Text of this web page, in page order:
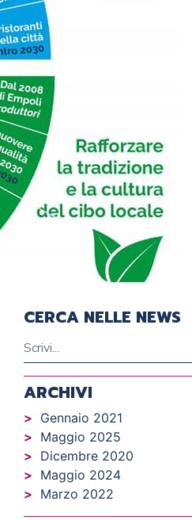
CERCA NELLE NEWS
ARCHIVI
Gennaio 2021
Maggio 2025
Dicembre 2020
Maggio 2024
Marzo 2022